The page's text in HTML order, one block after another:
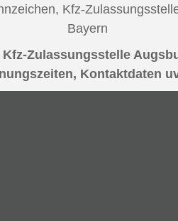
, Kfz-
Bayern
Kfz-Zulassungsstelle
Kontaktdaten